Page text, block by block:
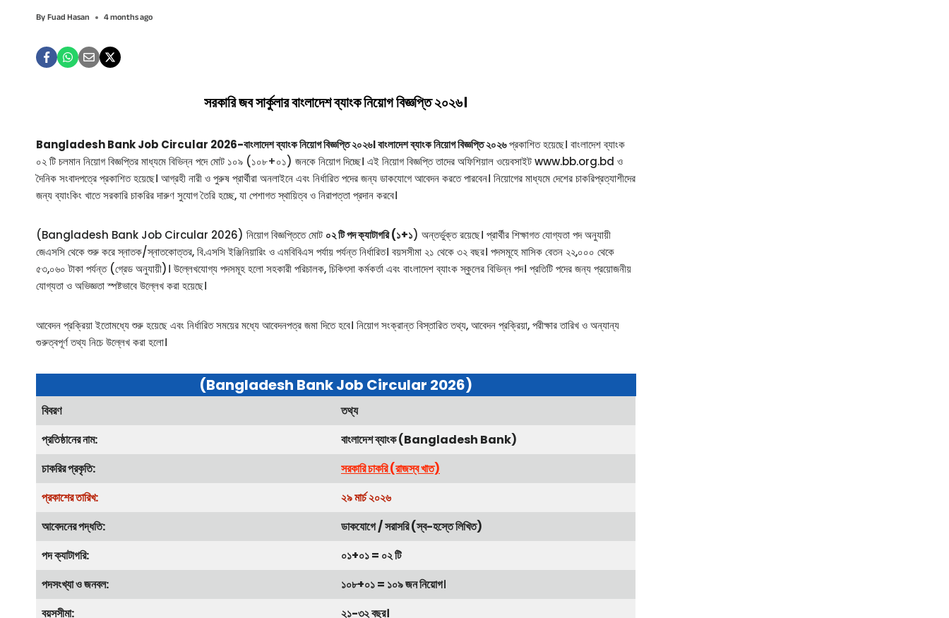
ByFuad Hasan 4 months ago
সরকারি জব সার্কুলার বাংলাদেশ ব্যাংক নিয়োগ বিজ্ঞপ্তি ২০২৬।
Bangladesh Bank Job Circular 2026-বাংলাদেশ ব্যাংক নিয়োগ বিজ্ঞপ্তি ২০২৬। বাংলাদেশ ব্যাংক নিয়োগ বিজ্ঞপ্তি ২০২৬প্রকাশিত হয়েছে। বাংলাদেশ ব্যাংক
০২ টি চলমান নিয়োগ বিজ্ঞপ্তির মাধ্যমে বিভিন্ন পদে মোট ১০৯ (১০৮+০১) জনকে নিয়োগ দিচ্ছে। এই নিয়োগ বিজ্ঞপ্তি তাদের অফিশিয়াল ওয়েবসাইট www.bb.org.bd ও
দৈনিক সংবাদপত্রে প্রকাশিত হয়েছে। আগ্রহী নারী ও পুরুষ প্রার্থীরা অনলাইনে এবং নির্ধারিত পদের জন্য ডাকযোগে আবেদন করতে পারবেন। নিয়োগের মাধ্যমে দেশের চাকরিপ্রত্যাশীদের
জন্য ব্যাংকিং খাতে সরকারি চাকরির দারুণ সুযোগ তৈরি হচ্ছে, যা পেশাগত স্থায়িত্ব ও নিরাপত্তা প্রদান করবে।
(Bangladesh Bank Job Circular 2026) নিয়োগ বিজ্ঞপ্তিতে মোট ০২ টি পদ ক্যাটাগরি (১+১) অন্তর্ভুক্ত রয়েছে। প্রার্থীর শিক্ষাগত যোগ্যতা পদ অনুযায়ী
জেএসসি থেকে শুরু করে স্নাতক/স্নাতকোত্তর, বি.এসসি ইঞ্জিনিয়ারিং ও এমবিবিএস পর্যায় পর্যন্ত নির্ধারিত। বয়সসীমা ২১ থেকে ৩২ বছর। পদসমূহে মাসিক বেতন ২২,০০০ থেকে
৫৩,০৬০ টাকা পর্যন্ত (গ্রেড অনুযায়ী)। উল্লেখযোগ্য পদসমূহ হলো সহকারী পরিচালক, চিকিৎসা কর্মকর্তা এবং বাংলাদেশ ব্যাংক স্কুলের বিভিন্ন পদ। প্রতিটি পদের জন্য প্রয়োজনীয়
যোগ্যতা ও অভিজ্ঞতা স্পষ্টভাবে উল্লেখ করা হয়েছে।
আবেদন প্রক্রিয়া ইতোমধ্যে শুরু হয়েছে এবং নির্ধারিত সময়ের মধ্যে আবেদনপত্র জমা দিতে হবে। নিয়োগ সংক্রান্ত বিস্তারিত তথ্য, আবেদন প্রক্রিয়া, পরীক্ষার তারিখ ও অন্যান্য
গুরুত্বপূর্ণ তথ্য নিচে উল্লেখ করা হলো।
(Bangladesh Bank Job Circular 2026)
বিবরণ
তথ্য
প্রতিষ্ঠানের নাম:
বাংলাদেশ ব্যাংক (Bangladesh Bank)
চাকরির প্রকৃতি:
সরকারি চাকরি (রাজস্ব খাত)
প্রকাশের তারিখ:
২৯ মার্চ ২০২৬
আবেদনের পদ্ধতি:
ডাকযোগে / সরাসরি (স্ব-হস্তে লিখিত)
পদ ক্যাটাগরি:
০১+০১ = ০২ টি
পদসংখ্যা ও জনবল:
১০৮+০১ = ১০৯ জন নিয়োগ।
বয়সসীমা:
২১-৩২ বছর।